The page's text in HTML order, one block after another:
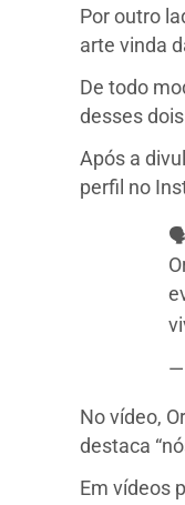
Por outro
arte vinda
De todo
desses
Após a
perfil no
🗣
—
No vídeo,
destaca
Em vídeos